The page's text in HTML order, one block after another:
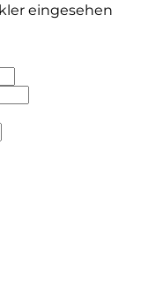
eingesehen